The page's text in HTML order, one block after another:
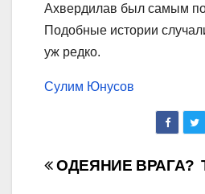
Ахвердилав был самым
Подобные истории
уж редко.
Сулим Юнусов
Навигация
ОДЕЯНИЕ ВРАГА?